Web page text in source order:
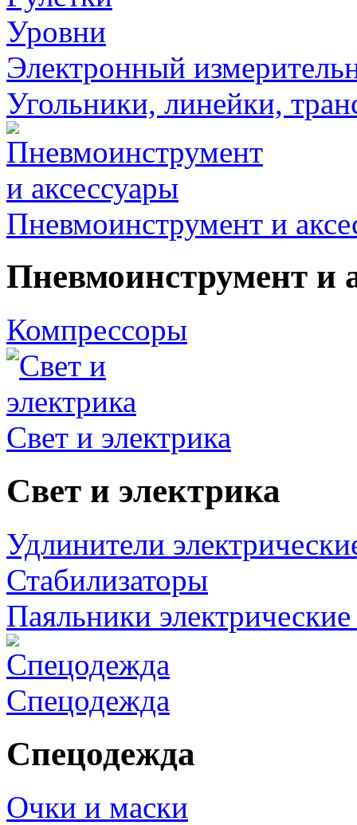
Уровни
Электронный
Угольники, линейки,
Пневмоинструмент и
Пневмоинструмент и
Компрессоры
Свет и электрика
Свет и электрика
Удлинители
Стабилизаторы
Паяльники
Спецодежда
Спецодежда
Очки и маски